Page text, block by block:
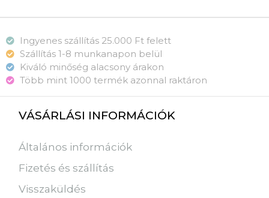
Ingyenes szállítás 25.000 Ft felett
Szállítás 1-8 munkanapon belül
Kiváló minőség alacsony árakon
Több mint 1000 termék azonnal raktáron
VÁSÁRLÁSI INFORMÁCIÓK
Általános információk
Fizetés és szállítás
Visszaküldés